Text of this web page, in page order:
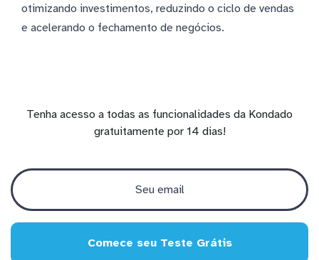
otimizando investimentos, reduzindo o ciclo de vendas
e acelerando o fechamento de negócios.
Tenha acesso a todas as funcionalidades da Kondado
gratuitamente por 14 dias!
Comece seu Teste Grátis